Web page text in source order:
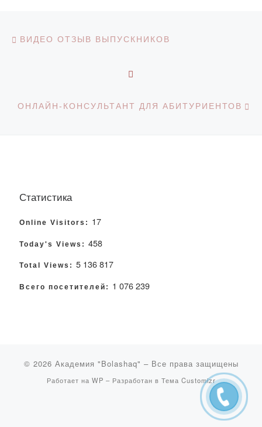
Навигация по записям
ВИДЕО ОТЗЫВ ВЫПУСКНИКОВ
ОНЛАЙН-КОНСУЛЬТАНТ ДЛЯ АБИТУРИЕНТОВ
Статистика
Online Visitors: 17
Today's Views: 458
Total Views: 5 136 817
Всего посетителей: 1 076 239
© 2026 Академия "Bolashaq" – Все права защищены
Работает на WP – Разработан в Тема Customizr